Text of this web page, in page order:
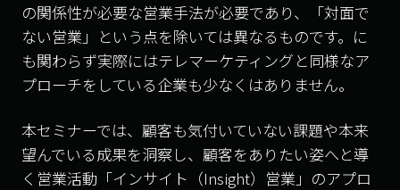
の関係性が必要な営業手法が必要であり、「対面で
ない営業」という点を除いては異なるものです。に
も関わらず実際にはテレマーケティングと同様なア
プローチをしている企業も少なくはありません。
本セミナーでは、顧客も気付いていない課題や本来
望んでいる成果を洞察し、顧客をありたい姿へと導
く営業活動「インサイト（Insight）営業」のアプロ